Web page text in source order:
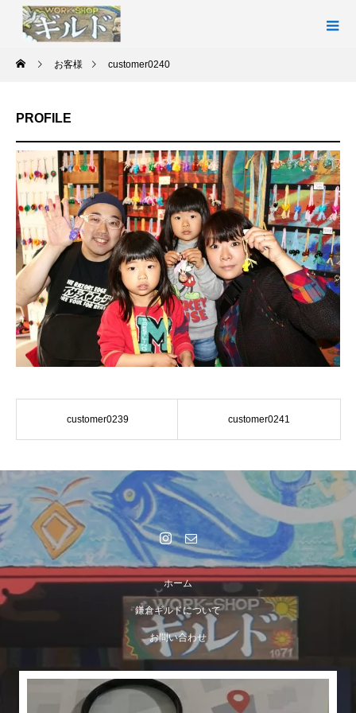
お客様 customer0240
PROFILE
customer0239 customer0241
ホーム
鎌倉ギルドについて
お問い合わせ